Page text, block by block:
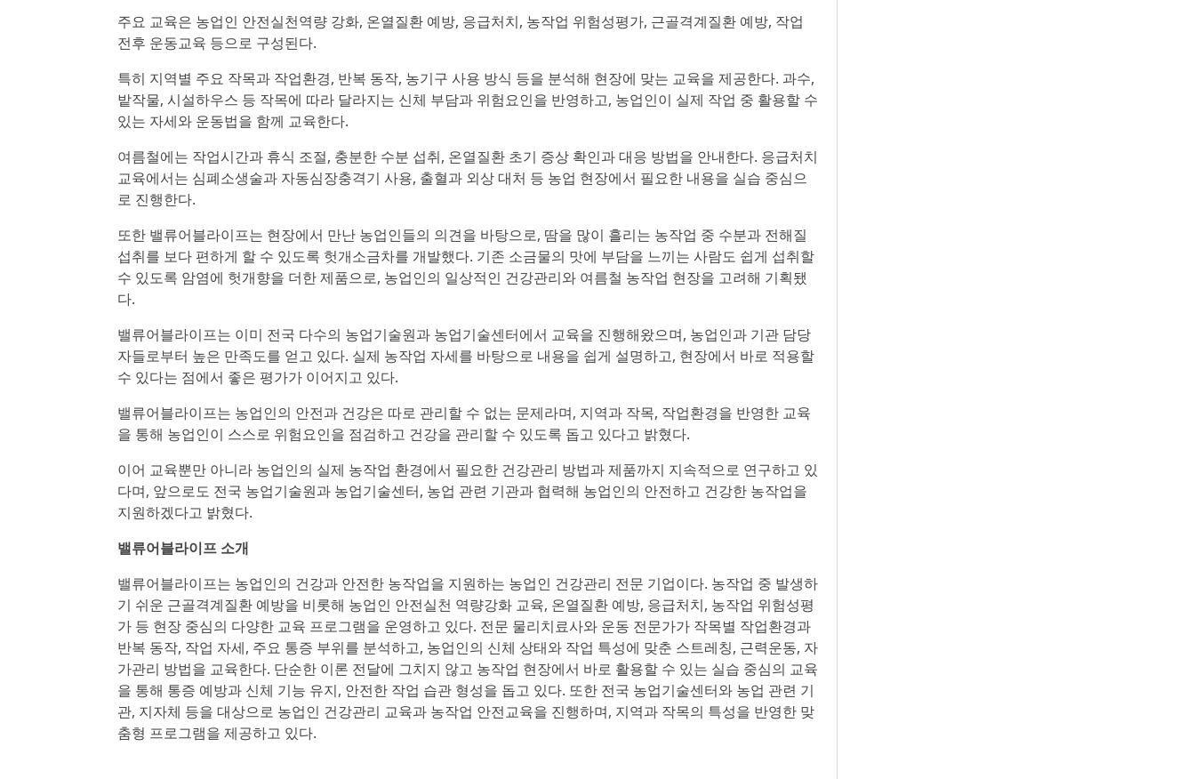
주요 교육은 농업인 안전실천역량 강화, 온열질환 예방, 응급처치, 농작업 위험성평가, 근골격계질환 예방, 작업
전후 운동교육 등으로 구성된다.
특히 지역별 주요 작목과 작업환경, 반복 동작, 농기구 사용 방식 등을 분석해 현장에 맞는 교육을 제공한다. 과수,
밭작물, 시설하우스 등 작목에 따라 달라지는 신체 부담과 위험요인을 반영하고, 농업인이 실제 작업 중 활용할 수
있는 자세와 운동법을 함께 교육한다.
여름철에는 작업시간과 휴식 조절, 충분한 수분 섭취, 온열질환 초기 증상 확인과 대응 방법을 안내한다. 응급처치
교육에서는 심폐소생술과 자동심장충격기 사용, 출혈과 외상 대처 등 농업 현장에서 필요한 내용을 실습 중심으
로 진행한다.
또한 밸류어블라이프는 현장에서 만난 농업인들의 의견을 바탕으로, 땀을 많이 흘리는 농작업 중 수분과 전해질
섭취를 보다 편하게 할 수 있도록 헛개소금차를 개발했다. 기존 소금물의 맛에 부담을 느끼는 사람도 쉽게 섭취할
수 있도록 암염에 헛개향을 더한 제품으로, 농업인의 일상적인 건강관리와 여름철 농작업 현장을 고려해 기획됐
다.
밸류어블라이프는 이미 전국 다수의 농업기술원과 농업기술센터에서 교육을 진행해왔으며, 농업인과 기관 담당
자들로부터 높은 만족도를 얻고 있다. 실제 농작업 자세를 바탕으로 내용을 쉽게 설명하고, 현장에서 바로 적용할
수 있다는 점에서 좋은 평가가 이어지고 있다.
밸류어블라이프는 농업인의 안전과 건강은 따로 관리할 수 없는 문제라며, 지역과 작목, 작업환경을 반영한 교육
을 통해 농업인이 스스로 위험요인을 점검하고 건강을 관리할 수 있도록 돕고 있다고 밝혔다.
이어 교육뿐만 아니라 농업인의 실제 농작업 환경에서 필요한 건강관리 방법과 제품까지 지속적으로 연구하고 있
다며, 앞으로도 전국 농업기술원과 농업기술센터, 농업 관련 기관과 협력해 농업인의 안전하고 건강한 농작업을
지원하겠다고 밝혔다.
밸류어블라이프 소개
밸류어블라이프는 농업인의 건강과 안전한 농작업을 지원하는 농업인 건강관리 전문 기업이다. 농작업 중 발생하
기 쉬운 근골격계질환 예방을 비롯해 농업인 안전실천 역량강화 교육, 온열질환 예방, 응급처치, 농작업 위험성평
가 등 현장 중심의 다양한 교육 프로그램을 운영하고 있다. 전문 물리치료사와 운동 전문가가 작목별 작업환경과
반복 동작, 작업 자세, 주요 통증 부위를 분석하고, 농업인의 신체 상태와 작업 특성에 맞춘 스트레칭, 근력운동, 자
가관리 방법을 교육한다. 단순한 이론 전달에 그치지 않고 농작업 현장에서 바로 활용할 수 있는 실습 중심의 교육
을 통해 통증 예방과 신체 기능 유지, 안전한 작업 습관 형성을 돕고 있다. 또한 전국 농업기술센터와 농업 관련 기
관, 지자체 등을 대상으로 농업인 건강관리 교육과 농작업 안전교육을 진행하며, 지역과 작목의 특성을 반영한 맞
춤형 프로그램을 제공하고 있다.